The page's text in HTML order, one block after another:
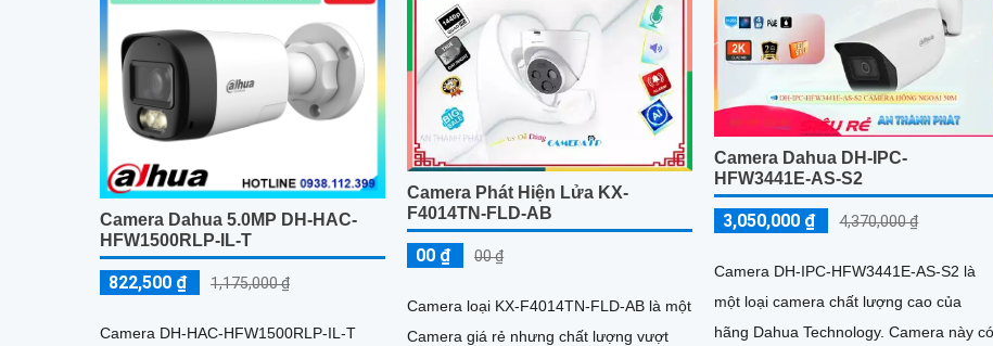
Camera Dahua 5.0MP DH-HAC-
HFW1500RLP-IL-T
822,500 ₫ 1,175,000 ₫
Camera DH-HAC-HFW1500RLP-IL-T
Camera Phát Hiện Lửa KX-
F4014TN-FLD-AB
00 ₫ 00 ₫
Camera loại KX-F4014TN-FLD-AB là một
Camera giá rẻ nhưng chất lượng vượt
Camera Dahua DH-IPC-
HFW3441E-AS-S2
3,050,000 ₫ 4,370,000 ₫
Camera DH-IPC-HFW3441E-AS-S2 là
một loại camera chất lượng cao của
hãng Dahua Technology. Camera này có